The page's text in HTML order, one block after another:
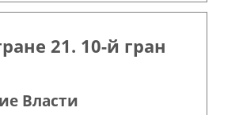
21. 10-й гран
Власти